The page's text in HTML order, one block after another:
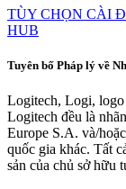
TÙY CHỌN CÀI
HUB
Tuyên bố Pháp lý về
Logitech, Logi, logo
Logitech đều là
Europe S.A. và/
quốc gia khác. Tất
sản của chủ sở hữu